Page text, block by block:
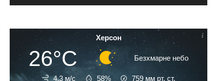
Херсон
26°C Безхмарне небо
4.3 м/с 58% 759 мм рт. ст.